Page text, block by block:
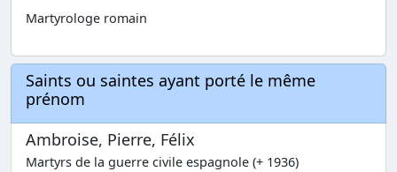
Martyrologe romain
Saints ou saintes ayant porté le même
prénom
Ambroise, Pierre, Félix
Martyrs de la guerre civile espagnole (+ 1936)